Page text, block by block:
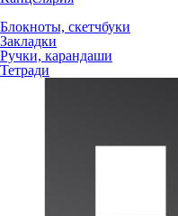
Блокноты, скетчбуки
Закладки
Ручки, карандаши
Тетради